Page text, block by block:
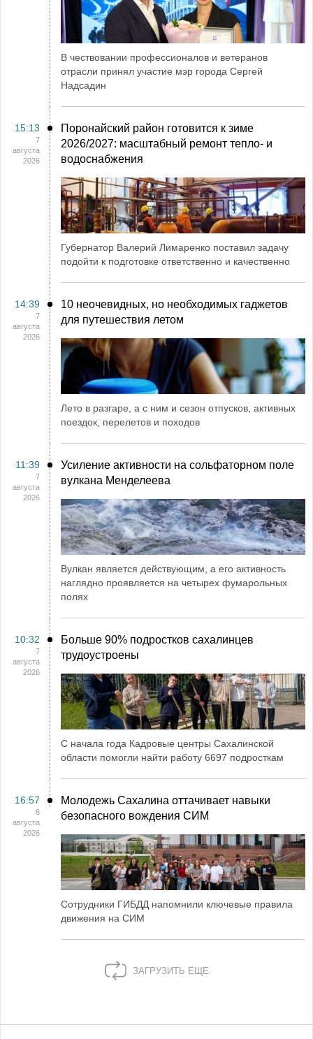
В чествовании профессионалов и ветеранов
отрасли принял участие мэр города Сергей
Надсадин
15:13
7
августа
2026
Поронайский район готовится к зиме
2026/2027: масштабный ремонт тепло- и
водоснабжения
Губернатор Валерий Лимаренко поставил задачу
подойти к подготовке ответственно и качественно
14:39
7
августа
2026
10 неочевидных, но необходимых гаджетов
для путешествия летом
Лето в разгаре, а с ним и сезон отпусков, активных
поездок, перелетов и походов
11:39
7
августа
2026
Усиление активности на сольфаторном поле
вулкана Менделеева
Вулкан является действующим, а его активность
наглядно проявляется на четырех фумарольных
полях
10:32
7
августа
2026
Больше 90% подростков сахалинцев
трудоустроены
С начала года Кадровые центры Сахалинской
области помогли найти работу 6697 подросткам
16:57
6
августа
2026
Молодежь Сахалина оттачивает навыки
безопасного вождения СИМ
Сотрудники ГИБДД напомнили ключевые правила
движения на СИМ
ЗАГРУЗИТЬ ЕЩЕ